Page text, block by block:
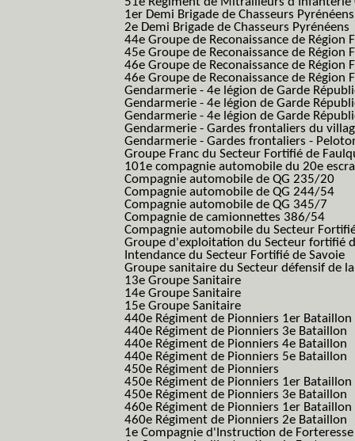
1er Demi Brigade de Chasseurs Pyrénéens
2e Demi Brigade de Chasseurs Pyrénéens
44e Groupe de Reconaissance de Région
45e Groupe de Reconaissance de Région
46e Groupe de Reconaissance de Région
46e Groupe de Reconaissance de
Gendarmerie - 4e légion de Garde
Gendarmerie - 4e légion de Garde
Gendarmerie - 4e légion de Garde
Gendarmerie - Gardes frontaliers du
Gendarmerie - Gardes frontaliers -
Groupe Franc du Secteur Fortifié de
101e compagnie automobile du 20e
Compagnie automobile de QG 235/20
Compagnie automobile de QG 244/54
Compagnie automobile de QG 345/7
Compagnie de camionnettes 386/54
Compagnie automobile du Secteur
Groupe d'exploitation du Secteur fortifié
Intendance du Secteur Fortifié de Savoie
Groupe sanitaire du Secteur défensif de
13e Groupe Sanitaire
14e Groupe Sanitaire
15e Groupe Sanitaire
440e Régiment de Pionniers 1er Bataillon
440e Régiment de Pionniers 3e Bataillon
440e Régiment de Pionniers 4e Bataillon
440e Régiment de Pionniers 5e Bataillon
450e Régiment de Pionniers
450e Régiment de Pionniers 1er Bataillon
450e Régiment de Pionniers 3e Bataillon
460e Régiment de Pionniers 1er Bataillon
460e Régiment de Pionniers 2e Bataillon
1e Compagnie d'Instruction de